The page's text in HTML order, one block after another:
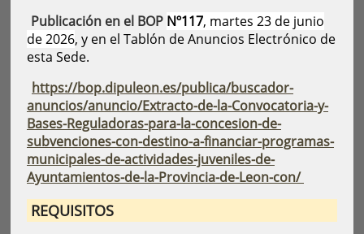
Publicación en el BOP Nº117, martes 23 de junio
de 2026, y en el Tablón de Anuncios Electrónico de
esta Sede.
https://bop.dipuleon.es/publica/buscador-
anuncios/anuncio/Extracto-de-la-Convocatoria-y-
Bases-Reguladoras-para-la-concesion-de-
subvenciones-con-destino-a-financiar-programas-
municipales-de-actividades-juveniles-de-
Ayuntamientos-de-la-Provincia-de-Leon-con/
REQUISITOS